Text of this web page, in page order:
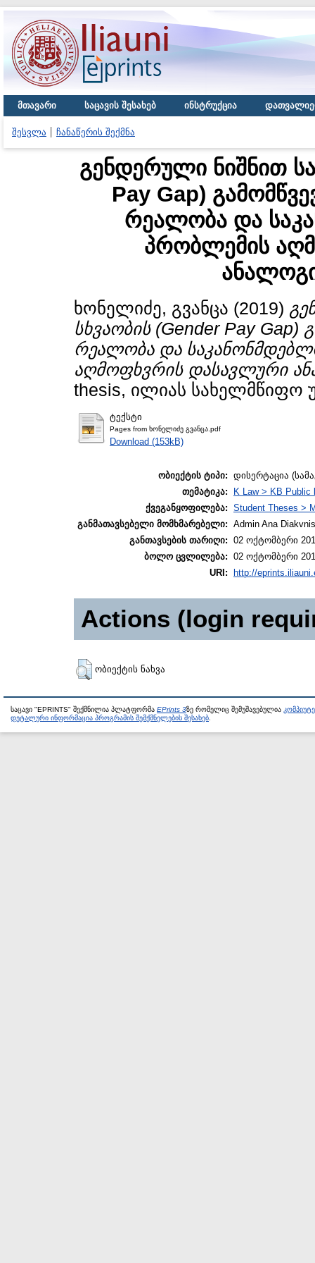
მთავარი საცავის შესახებ ინსტრუქცია
შესვლა ჩანაწერის შექმნა
გენდერული ნიშნით
Pay Gap)
რეალობა და
პრობლემის
ხონელიძე, გვანცა (2019)
სხვაობის (Gender Pay
რეალობა და
აღმოფხვრის დასავლური
thesis, ილიას სახელმწიფო
ტექსტი
Pages from ხონელიძე გვანცა.pdf
Download (153kB)
ობიექტის ტიპი: დისერტაცია
თემატიკა:
K Law > KB Public
ქვეგანყოფილება: Student Theses >
განმათავსებელი მომხმარებელი: Admin Ana
განთავსების თარიღი: 02 ოქტომბერი
ბოლო ცვლილება: 02 ოქტომბერი
URI:
http://
Actions (login
ობიექტის ნახვა
საცავი "EPRINTS" შექმნილია პლატფორმა EPrints 3ზე რომელიც შემუშავებულია
დეტალური ინფორმაცია პროგრამის შემქმნელების შესახებ.